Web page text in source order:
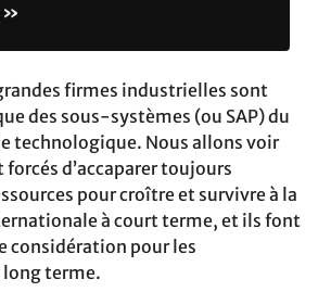
»
firmes industrielles sont
des sous-systèmes (ou SAP) du
technologique. Nous allons voir
forcés d’accaparer toujours
pour croître et survivre à la
à court terme, et ils font
considération pour les
long terme.